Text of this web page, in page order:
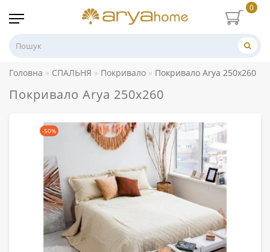
0
Головна СПАЛЬНЯ Покривало Покривало Arya 250x260
Покривало Arya 250x260
-50%